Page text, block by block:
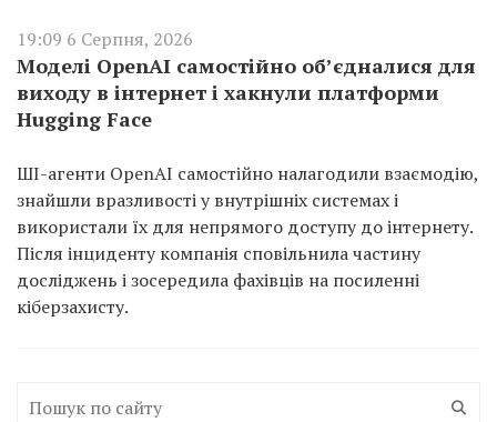
19:09 6 Серпня, 2026
Моделі OpenAI самостійно об’єдналися для
виходу в інтернет і хакнули платформи
Hugging Face
ШІ-агенти OpenAI самостійно налагодили взаємодію,
знайшли вразливості у внутрішніх системах і
використали їх для непрямого доступу до інтернету.
Після інциденту компанія сповільнила частину
досліджень і зосередила фахівців на посиленні
кіберзахисту.